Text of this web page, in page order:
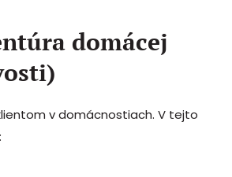
domácej
v domácnostiach. V tejto